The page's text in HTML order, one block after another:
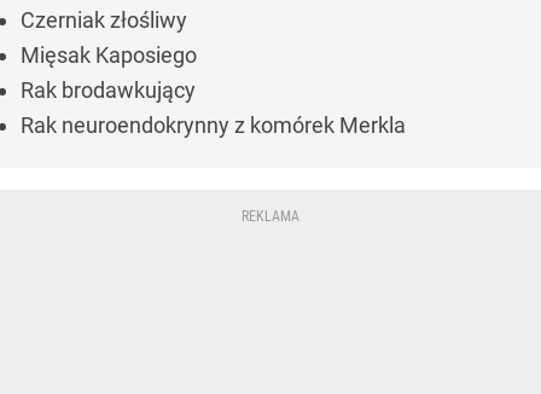
Czerniak złośliwy
Mięsak Kaposiego
Rak brodawkujący
Rak neuroendokrynny z komórek Merkla